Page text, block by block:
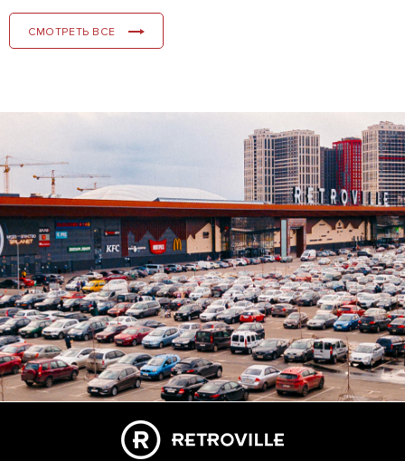
СМОТРЕТЬ ВСЕ